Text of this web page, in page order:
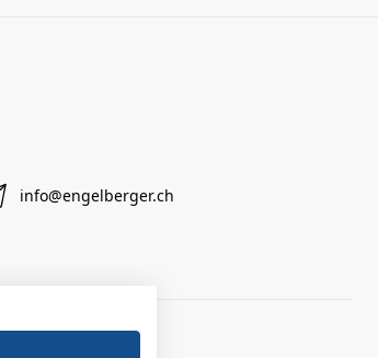
info@engelberger.ch